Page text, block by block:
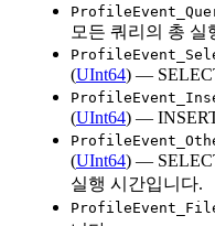
모든 쿼리의 총 실
(UInt64) —
(UInt64) —
(UInt64) —
실행 시간입니다.